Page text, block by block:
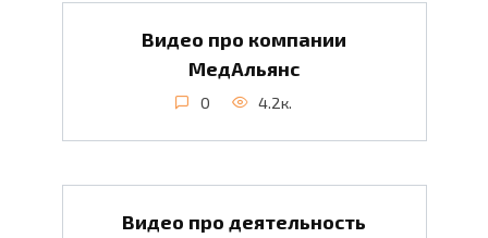
Видео про компании
МедАльянс
0 4.2к.
Видео про деятельность